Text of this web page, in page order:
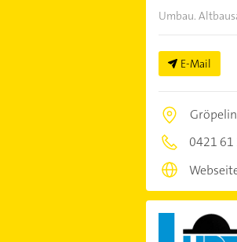
Umbau.
E-Mail
0421 61